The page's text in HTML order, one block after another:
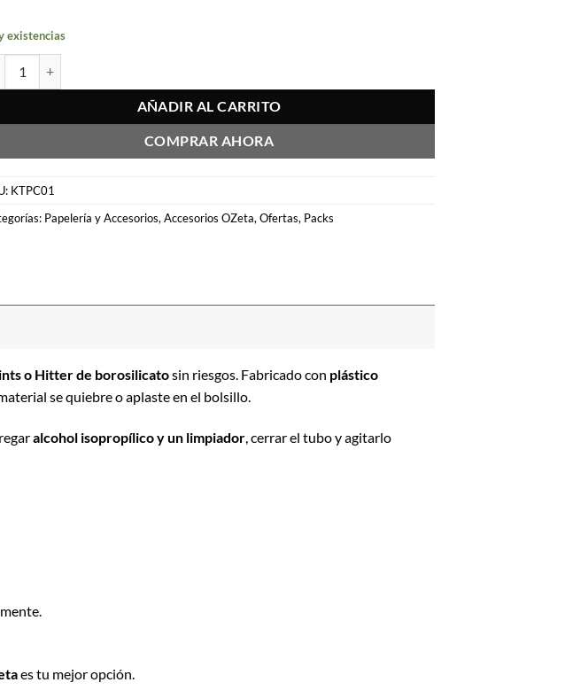
existencias
AÑADIR AL CARRITO
COMPRAR AHORA
KTPC01
Papelería y Accesorios,Accesorios OZeta,Ofertas, Packs
o Hitter de borosilicatosin riesgos. Fabricado con plástico
se quiebre o aplaste en el bolsillo.
alcohol isopropílico y un limpiador, cerrar el tubo y agitarlo
es tu mejor opción.